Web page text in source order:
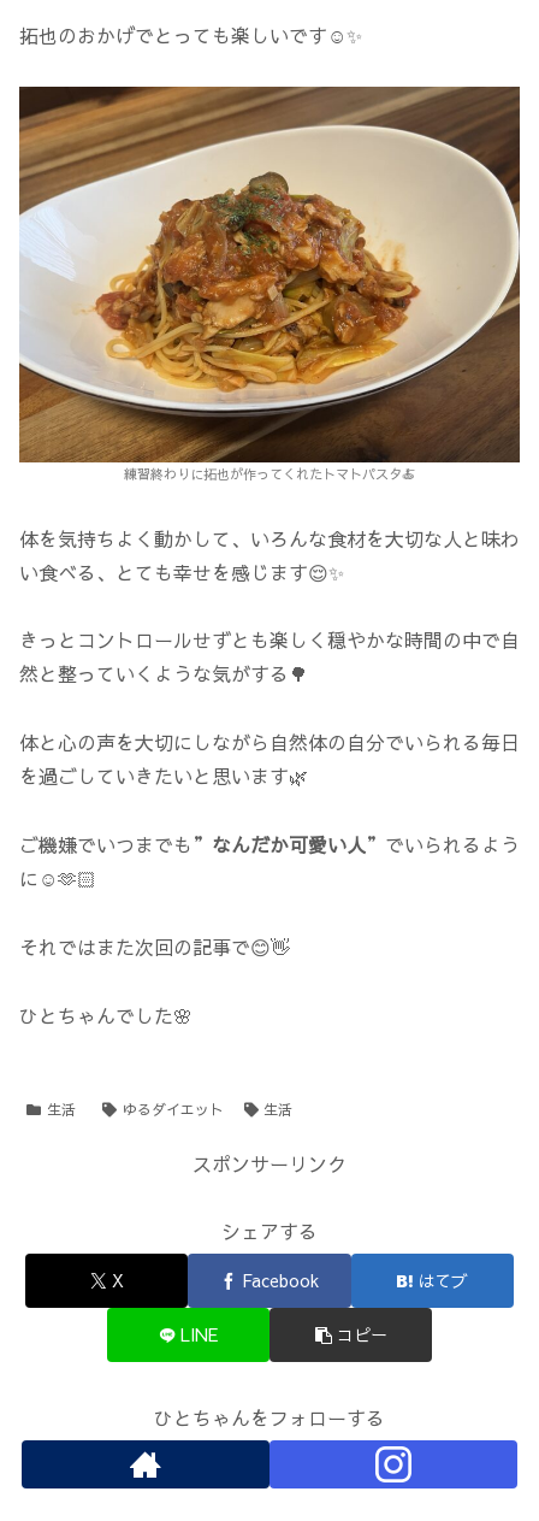
拓也のおかげでとっても楽しいです☺️✨
練習終わりに拓也が作ってくれたトマトパスタ🍝
体を気持ちよく動かして、いろんな食材を大切な人と味わ
い食べる、とても幸せを感じます😌✨
きっとコントロールせずとも楽しく穏やかな時間の中で自
然と整っていくような気がする🌳
体と心の声を大切にしながら自然体の自分でいられる毎日
を過ごしていきたいと思います🌿
ご機嫌でいつまでも” なんだか可愛い人”でいられるよう
に☺️🫶🏻
それではまた次回の記事で😊👋
ひとちゃんでした🌸
生活 ゆるダイエット 生活
スポンサーリンク
シェアする
X Facebook はてブ
LINE コピー
ひとちゃんをフォローする